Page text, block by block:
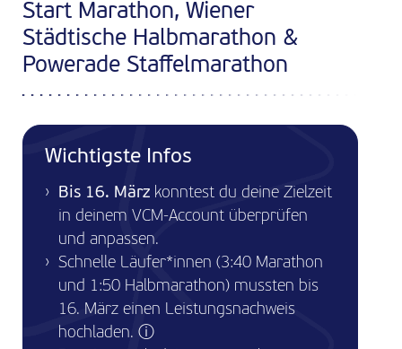
Start Marathon, Wiener
Städtische Halbmarathon &
Powerade Staffelmarathon
Wichtigste Infos
Bis 16. März konntest du deine Zielzeit
in deinem VCM-Account überprüfen
und anpassen.
Schnelle Läufer*innen (3:40 Marathon
und 1:50 Halbmarathon) mussten bis
16. März einen Leistungsnachweis
hochladen. ⓘ